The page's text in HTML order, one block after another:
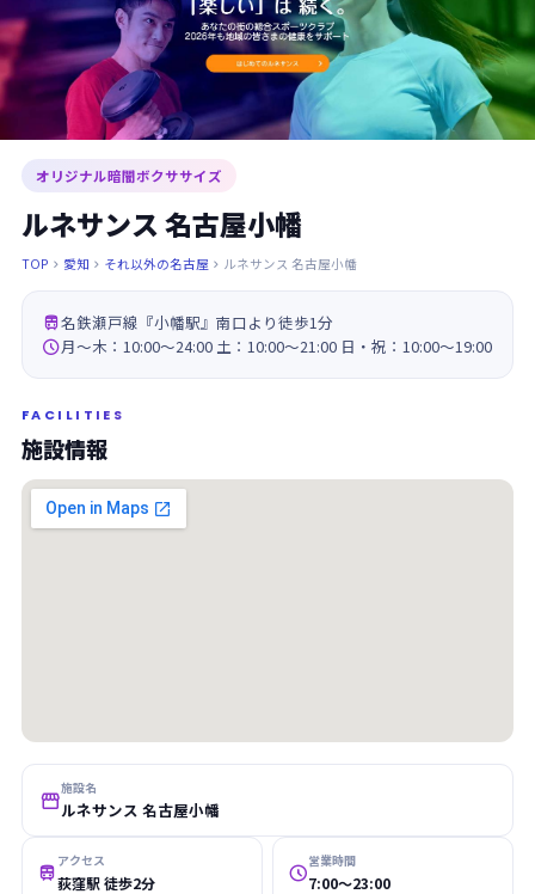
オリジナル暗闇ボクササイズ
ルネサンス 名古屋小幡
TOP  愛知  それ以外の名古屋  ルネサンス 名古屋小幡
名鉄瀬戸線『小幡駅』南口より徒歩1分
月～木：10:00～24:00 土：10:00～21:00 日・祝：10:00～19:00
FACILITIES
施設情報
施設名
ルネサンス 名古屋小幡
 アクセス
荻窪駅 徒歩2分 営業時間
7:00〜23:00